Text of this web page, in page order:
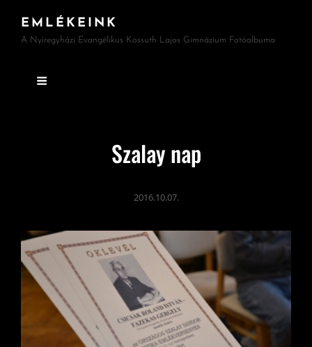
EMLÉKEINK
A Nyíregyházi Evangélikus Kossuth Lajos Gimnázium Fotóalbuma
Szalay nap
2016.10.07.